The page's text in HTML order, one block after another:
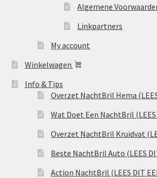
Algemene
Linkpartners
My account
Winkelwagen
Info & Tips
Overzet NachtBril Hema
Wat Doet Een NachtBril (LEES
Overzet NachtBril Kruidvat
Beste NachtBril Auto (LEES
Action NachtBril (LEES DIT